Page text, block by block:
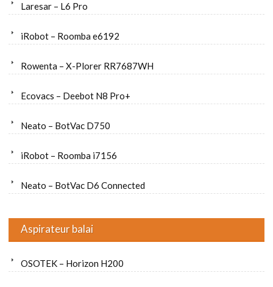
Laresar – L6 Pro
iRobot – Roomba e6192
Rowenta – X-Plorer RR7687WH
Ecovacs – Deebot N8 Pro+
Neato – BotVac D750
iRobot – Roomba i7156
Neato – BotVac D6 Connected
Aspirateur balai
OSOTEK – Horizon H200